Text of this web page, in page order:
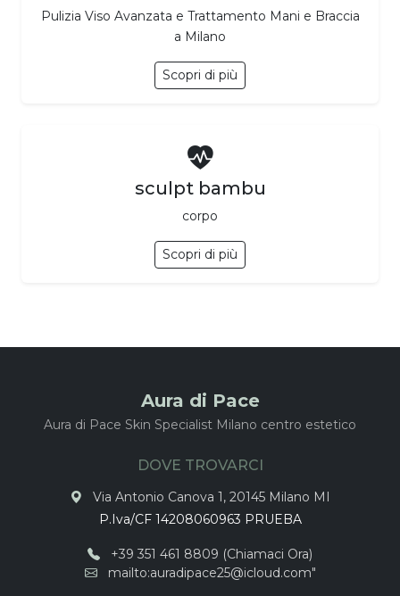
Pulizia Viso Avanzata e Trattamento Mani e Braccia
a Milano
Scopri di più
sculpt bambu
corpo
Scopri di più
Aura di Pace
Aura di Pace Skin Specialist Milano centro estetico
DOVE TROVARCI
Via Antonio Canova 1, 20145 Milano MI
P.Iva/CF 14208060963 PRUEBA
+39 351 461 8809 (Chiamaci Ora)
mailto:auradipace25@icloud.com"